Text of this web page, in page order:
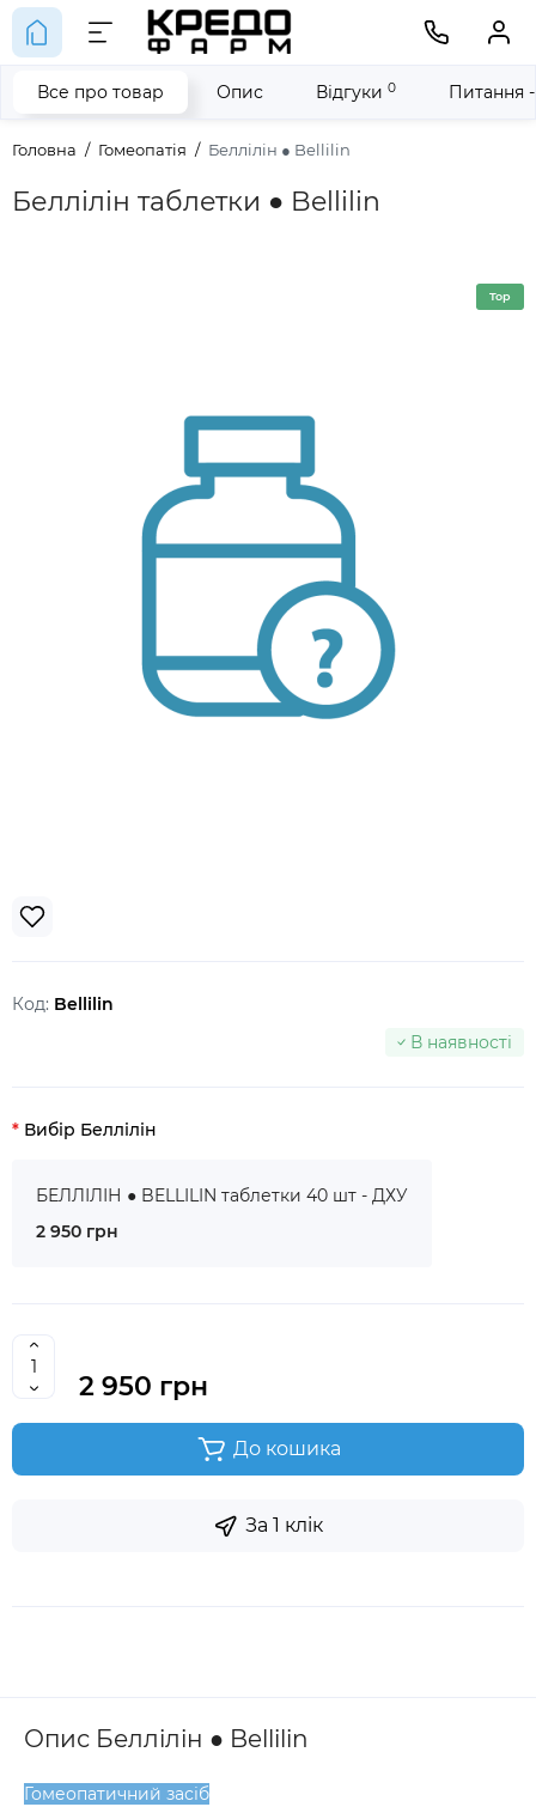
Головна Гомеопатія Беллілін ● Bellilin
Беллілін таблетки ● Bellilin
Все про товар Опис Відгуки 0 Питання
Top
Код: Bellilin
В наявності
Вибір Беллілін
БЕЛЛІЛІН ● BELLILIN таблетки 40 шт - ДХУ
2 950 грн
2 950 грн
До кошика
За 1 клік
Опис Беллілін ● Bellilin
Гомеопатичний засіб